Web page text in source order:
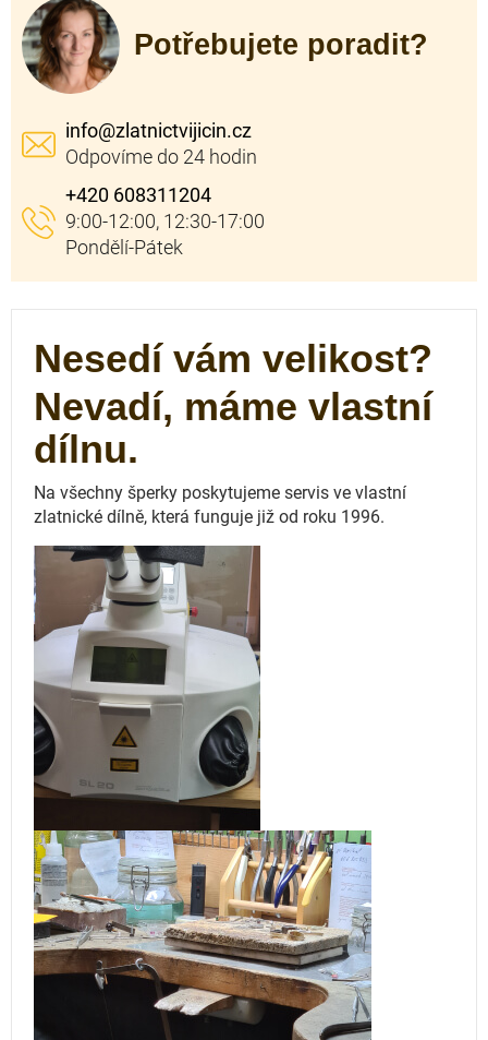
Potřebujete poradit?
info@zlatnictvijicin.cz
+420 608311204
Nesedí vám velikost?
Nevadí, máme vlastní
dílnu.
Na všechny šperky poskytujeme servis ve vlastní
zlatnické dílně, která funguje již od roku 1996.